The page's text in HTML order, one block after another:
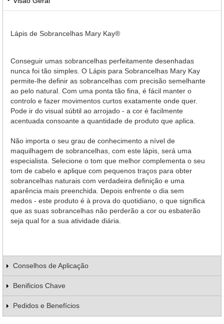
Lápis de Sobrancelhas Mary Kay®
Conseguir umas sobrancelhas perfeitamente desenhadas
nunca foi tão simples. O Lápis para Sobrancelhas Mary Kay
permite-lhe definir as sobrancelhas com precisão semelhante
ao pelo natural. Com uma ponta tão fina, é fácil manter o
controlo e fazer movimentos curtos exatamente onde quer.
Pode ir do visual súbtil ao arrojado - a cor é facilmente
acentuada consoante a quantidade de produto que aplica.
Não importa o seu grau de conhecimento a nível de
maquilhagem de sobrancelhas, com este lápis, será uma
especialista. Selecione o tom que melhor complementa o seu
tom de cabelo e aplique com pequenos traços para obter
sobrancelhas naturais com verdadeira definição e uma
aparência mais preenchida. Depois enfrente o dia sem
medos - este produto é à prova do quotidiano, o que significa
que as suas sobrancelhas não perderão a cor ou esbaterão
seja qual for a sua atividade diária.
Conselhos de Aplicação
Benificios Chave
Pedidos e Benefícios